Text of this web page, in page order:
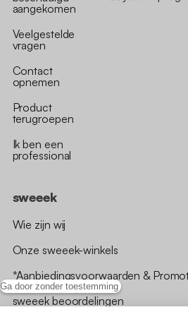
Ga door zonder toestemming
aangekomen
Veelgestelde
vragen
Contact
opnemen
Product
terugroepen
Ik ben een
professional
sweeek
Wie zijn wij
Onze sweeek-winkels
*Aanbiedingsvoorwaarden &
sweeek beoordelingen